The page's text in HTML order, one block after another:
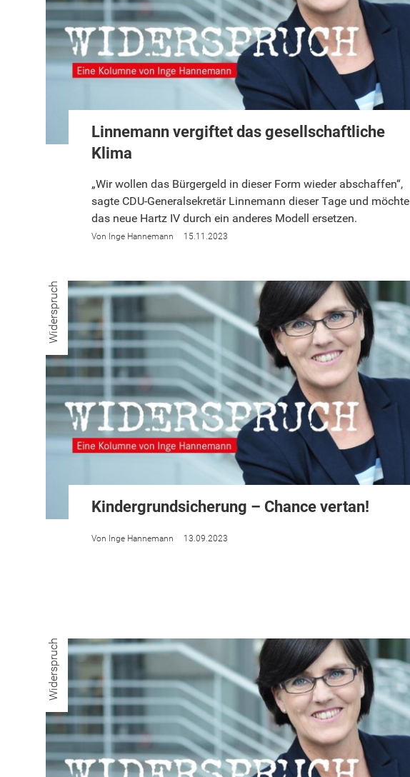
Linnemann vergiftet das gesellschaftliche
Klima
„Wir wollen das Bürgergeld in dieser Form wieder abschaffen“,
sagte CDU-Generalsekretär Linnemann dieser Tage und möchte
das neue Hartz IV durch ein anderes Modell ersetzen.
Inge Hannemann 15.11.2023
Widerspruch
Kindergrundsicherung – Chance vertan!
Inge Hannemann 13.09.2023
Widerspruch